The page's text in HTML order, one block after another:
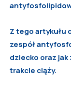
Z tego artykułu
zespół
dziecko oraz jak
trakcie ciąży.